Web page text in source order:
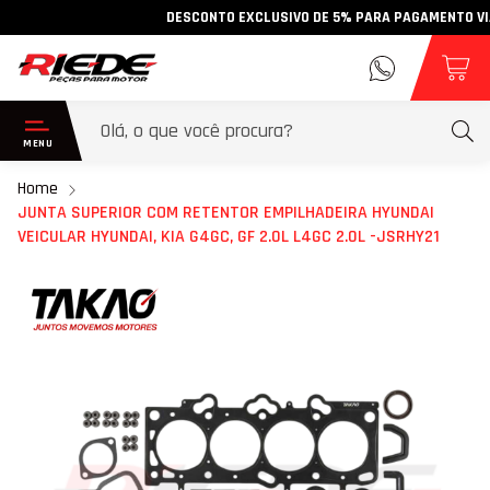
DESCONTO EXCLUSIVO DE 5% PARA PAGAMENTO VIA
Home
JUNTA SUPERIOR COM RETENTOR EMPILHADEIRA HYUNDAI
VEICULAR HYUNDAI, KIA G4GC, GF 2.0L L4GC 2.0L -JSRHY21
para